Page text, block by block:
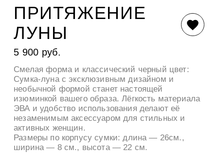
ПРИТЯЖЕНИЕ
ЛУНЫ
5 900 руб.
Смелая форма и классический черный цвет:
Сумка-луна с эксклюзивным дизайном и
необычной формой станет настоящей
изюминкой вашего образа. Лёгкость материала
ЭВА и удобство использования делают её
незаменимым аксессуаром для стильных и
активных женщин.
Размеры по корпусу сумки: длина — 26см.,
ширина — 8 см., высота — 22 см.